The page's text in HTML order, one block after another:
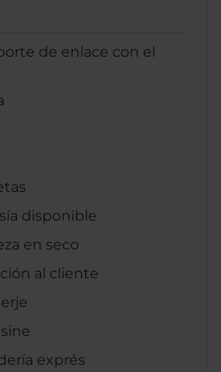
de enlace con el
disponible
en seco
al cliente
exprés